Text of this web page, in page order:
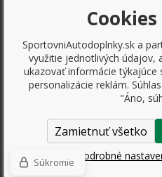
Copyright © 2017
autodoplnky, tuning auta.
Cookies
SportovniAutodoplnky.sk a
využitie jednotlivých údajov,
ukazovať informácie týkajúce
personalizácie reklám.
"Áno,
Zamietnuť všetko
Podrobné
Súkromie